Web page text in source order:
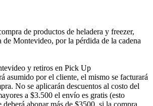
de productos de heladera y freezer,
de Montevideo, por la pérdida de la cadena
y retiros en Pick Up
asumido por el cliente, el mismo se facturará
No se aplicarán descuentos al costo del
a $3.500 el envío es gratis (esto
abonar más de $3500, si la compra